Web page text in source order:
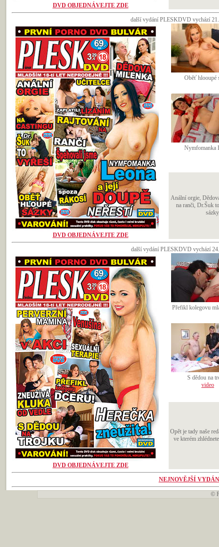
DVD OBJEDNÁVEJTE ZDE
další vydání PLESKDVD vychází
DVD OBJEDNÁVEJTE ZDE
Oběť hlooupé
Nymfomanka
Anální orgie,
na ranči, Dr.Šuk
další vydání PLESKDVD vychází
DVD OBJEDNÁVEJTE ZDE
Přefikl kolegovu
S dědou na
video
Opět je tady naše
ve kterém
NEJNOVĚJŠÍ
©